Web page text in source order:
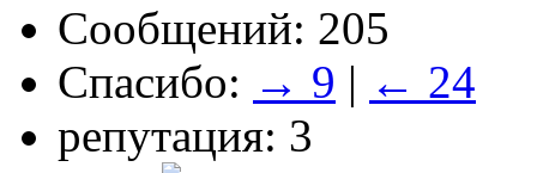
Сообщений: 205
Спасибо: → 9 | ← 24
репутация: 3